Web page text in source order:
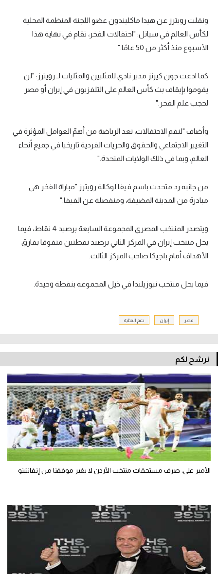
ونقلت رويترز عن هيدا ماكليندون عضو اللجنة المنظمة المحلية
لكأس العالم في سياتل: "احتفالات الفخر، تقام في نهاية هذا
الأسبوع منذ أكثر من 50 عامًا."
كما ادعت جون كيرنز مدير نادي للمثليين والمثليات لـ رويترز: "لن
يقوموا بإيقاف بث كأس العالم على التلفزيون في إيران أو مصر
لحجب علم الفخر."
وأضاف "لنقم الاحتفالات، تعد الرياضة من أهمّ العوامل المؤثرة في
التغيير الاجتماعي والحقوق والحريات الفردية تاريخيا في جميع أنحاء
العالم، وبما في ذلك الولايات المتحدة."
من جانبه رد متحدث باسم فيفا لوكالة رويترز "مباراة الفخر هي
مبادرة من المدينة المضيفة، ومنفصلة عن الفيفا."
ويتصدر المنتخب المصري المجموعة السابعة برصيد 4 نقاط، فيما
يحل منتخب إيران في المركز الثاني برصيد نقطتين متفوقا بفارق
الأهداف أمام بلجيكا صاحب المركز الثالث.
فيما يحل منتخب نيوزيلندا في ذيل المجموعة بنقطة وحيدة.
مصر إيران دعم المثلية
نرشح لكم
الأمير علي: صرف مستحقات منتخب الأردن لا يغير موقفنا من إنفانتينو